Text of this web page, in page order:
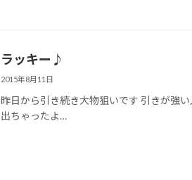
ラッキー♪
2015年8月11日
昨日から引き続き大物狙いです 引きが強
出ちゃったよ…